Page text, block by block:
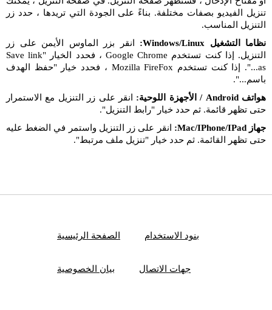
تنزيل الفيديو بصفات مختلفة. بناءً على الجودة التي تريدها ، حدد زر
التنزيل المناسب.
نظاما التشغيل Windows/Linux:
انقر بزر الماوس الأيمن على زر
التنزيل. إذا كنت تستخدم Google Chrome ، فحدد الخيار "Save link
as...". إذا كنت تستخدم Mozilla FireFox ، فحدد خيار "حفظ الهدف
باسم...".
هواتف Android / الأجهزة اللوحية:
انقر على زر التنزيل مع الاستمرار
حتى تظهر قائمة. ثم حدد خيار "رابط التنزيل".
جهاز Mac/IPhone/IPad:
انقر على زر التنزيل واستمر في الضغط عليه
حتى تظهر القائمة. ثم حدد خيار "تنزيل ملف مرتبط".
الصفحة الرئيسية بنود الاستخدام
بيان الخصوصية جهات الاتصال